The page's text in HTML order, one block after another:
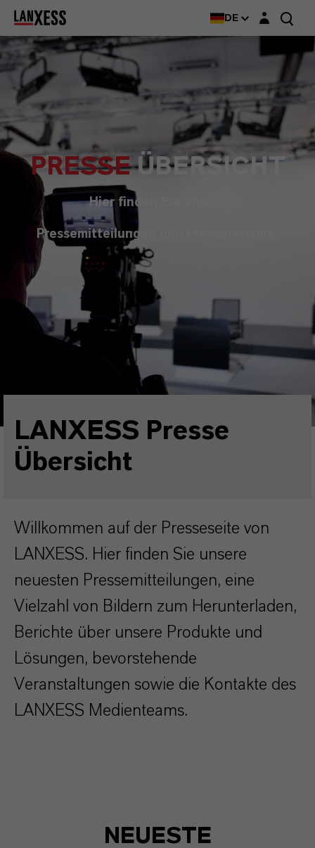
DE Login-Maske
PRESSEÜBERSICHT
Hier finden Sie unsere
Pressemitteilungen und Pressetermine.
LANXESS Presse
Übersicht
Willkommen auf der Presseseite von
LANXESS. Hier finden Sie unsere
neuesten Pressemitteilungen, eine
Vielzahl von Bildern zum Herunterladen,
Berichte über unsere Produkte und
Lösungen, bevorstehende
Veranstaltungen sowie die Kontakte des
LANXESS Medienteams.
NEUESTE